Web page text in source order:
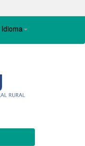
Idioma